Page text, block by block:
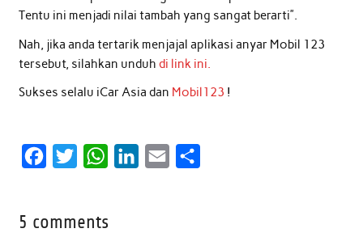
Tentu ini menjadi nilai tambah yang sangat berarti”.
Nah, jika anda tertarik menjajal aplikasi anyar Mobil 123
tersebut, silahkan unduh di link ini.
Sukses selalu iCar Asia dan Mobil123 !
e
t
W
t
5 comments